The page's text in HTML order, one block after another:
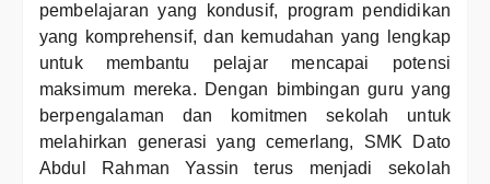
pembelajaran yang kondusif, program pendidikan
yang komprehensif, dan kemudahan yang lengkap
untuk membantu pelajar mencapai potensi
maksimum mereka. Dengan bimbingan guru yang
berpengalaman dan komitmen sekolah untuk
melahirkan generasi yang cemerlang, SMK Dato
Abdul Rahman Yassin terus menjadi sekolah